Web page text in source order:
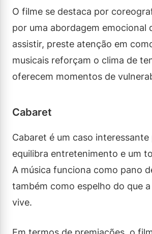
O filme se destaca por
por uma abordagem emocional
assistir, preste atenção em
musicais reforçam o clima de
oferecem momentos de
Cabaret
Cabaret é um caso interessante
equilibra entretenimento e um
A música funciona como pano
também como espelho do que
vive.